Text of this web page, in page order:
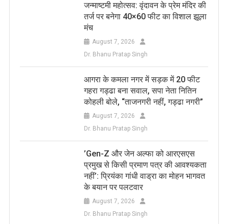
जन्माष्टमी महोत्सव: वृंदावन के प्रेम मंदिर की
तर्ज पर बनेगा 40×60 फीट का विशाल झूला
मंच
August 7, 2026
Dr. Bhanu Pratap Singh
आगरा के कमला नगर में सड़क में 20 फीट
गहरा गड्ढा बना सवाल, सपा नेता नितिन
कोहली बोले, “ताजनगरी नहीं, गड्ढा नगरी”
August 7, 2026
Dr. Bhanu Pratap Singh
​’Gen-Z और जेन अल्फा को आरएसएस
प्रमुख से किसी प्रमाण पत्र की आवश्यकता
नहीं’: प्रियंका गांधी वाड्रा का मोहन भागवत
के बयान पर पलटवार
August 7, 2026
Dr. Bhanu Pratap Singh